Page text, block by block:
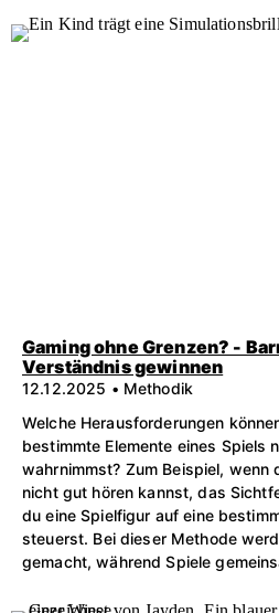
Gaming ohne Grenzen? -
Verständnis gewinnen
12.12.2025 • Methodik
Welche Herausforderungen
bestimmte Elemente eines Spiels
wahrnimmst? Zum Beispiel, wenn
nicht gut hören kannst, das
du eine Spielfigur auf eine
steuerst. Bei dieser Methode
gemacht, während Spiele